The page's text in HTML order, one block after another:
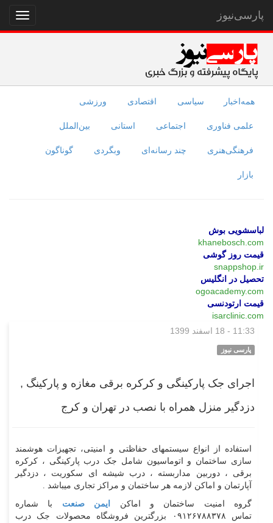
نمایش
منو
پارسی‌نیوز
همه‌اخبار سیاسی اقتصادی ورزشی
علمی فناوری اجتماعی استانی بین‌الملل
فرهنگی‌هنری چند رسانه‌ای وبگردی گوناگون
بازار
لباسشویی بوش
khanebosch.com
قیمت روز گوشی
snappshop.ir
تحصیل در انگلیس
ogoacademy.com
قیمت ارتودنسی
isarclinic.com
11:33 - 18 اسفند 1399
پارسی نیوز
اجرای جک پارکینگی و کرکره برقی مغازه و پارکینگ ,
دزدگیر منزل همراه با نصب در تهران و کرج
استفاده از انواع سیستمهای حفاظتی و امنیتی، تجهیزات هوشمند
سازی ساختمان و اتوماسیون شامل جک درب پارکینگی ، کرکره
برقی ، دوربین مداربسته ، درب شیشه ای سکوریت ، دزدگیر
آپارتمان و اماکن لازمه هر ساختمان و مراکز تجاری میباشد .
گروه امنیت ساختمان و اماکن
ایمن صنعت با شماره
تماس ۰۹۱۲۶۷۸۸۳۷۸ بزرگترین فروشگاه محصولات جک درب